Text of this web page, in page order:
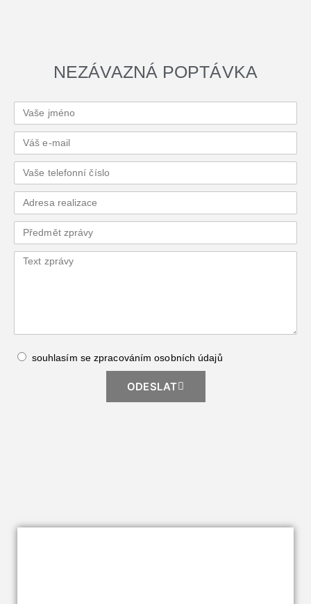
NEZÁVAZNÁ POPTÁVKA
souhlasím se zpracovánímosobních údajů
ODESLAT